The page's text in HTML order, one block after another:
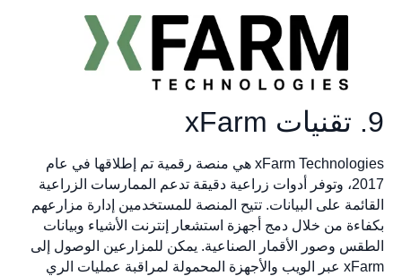
xFarm Technologies هي منصة رقمية تم إطلاقها في عام
2017، وتوفر أدوات زراعية دقيقة تدعم الممارسات الزراعية
على البيانات. تتيح المنصة للمستخدمين إدارة مزارعهم
من خلال دمج أجهزة استشعار إنترنت الأشياء وبيانات
وصور الأقمار الصناعية. يمكن للمزارعين الوصول إلى
xFarm عبر الويب والأجهزة المحمولة لمراقبة عمليات الري